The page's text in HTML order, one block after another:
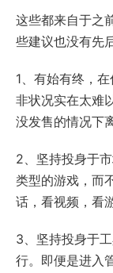
这些都来自于之
些建议也没有先
1、有始有终，
非状况实在太难
没发售的情况下
2、坚持投身于
类型的游戏，而
话，看视频，看
3、坚持投身于
行。即便是进入